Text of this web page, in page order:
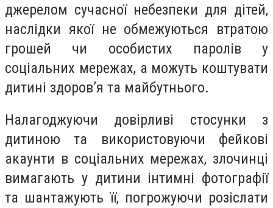
джерелом сучасної небезпеки для дітей,
наслідки якої не обмежуються втратою
грошей чи особистих паролів у
соціальних мережах, а можуть коштувати
дитині здоров’я та майбутнього.
Налагоджуючи довірливі стосунки з
дитиною та використовуючи фейкові
акаунти в соціальних мережах, злочинці
вимагають у дитини інтимні фотографії
та шантажують її, погрожуючи розіслати